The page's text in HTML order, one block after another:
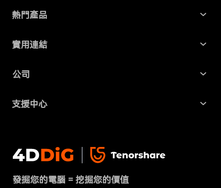
熱門產品
Windows 資料救援
AI File Repair
Partition Manager
實用連結
最新資訊
USB 隨身碟資料救援
免費線上檔案修復
公司
關於我們
條款 & 條件
Cookies政策（已更新）
支援中心
聯絡我們
發掘您的電腦 = 挖掘您的價值